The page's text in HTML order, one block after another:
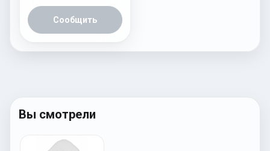
Сообщить
Вы смотрели